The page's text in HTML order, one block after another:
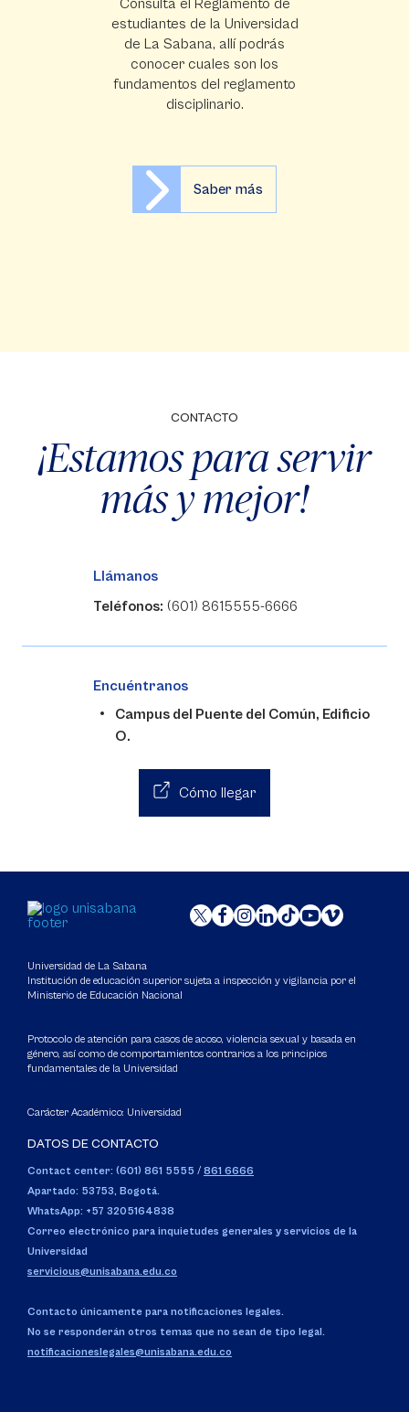
Consulta el Reglamento de
estudiantes de la Universidad
de La Sabana, allí podrás
conocer cuales son los
fundamentos del reglamento
disciplinario.
Saber más
CONTACTO
¡Estamos para servir
más y mejor!
Llámanos
Teléfonos: (601) 8615555-6666
Encuéntranos
Campus del Puente del Común, Edificio
O.
Cómo llegar
Universidad de La Sabana
Institución de educación superior sujeta a inspección y vigilancia por el
Ministerio de Educación Nacional
Protocolo de atención para casos de acoso, violencia sexual y basada en
género, así como de comportamientos contrarios a los principios
fundamentales de la Universidad
Carácter Académico: Universidad
DATOS DE CONTACTO
Contact center: (601) 861 5555 / 861 6666
Apartado: 53753, Bogotá.
WhatsApp: +57 3205164838
Correo electrónico para inquietudes generales y servicios de la
Universidad
servicious@unisabana.edu.co
Contacto únicamente para notificaciones legales.
No se responderán otros temas que no sean de tipo legal.
notificacioneslegales@unisabana.edu.co